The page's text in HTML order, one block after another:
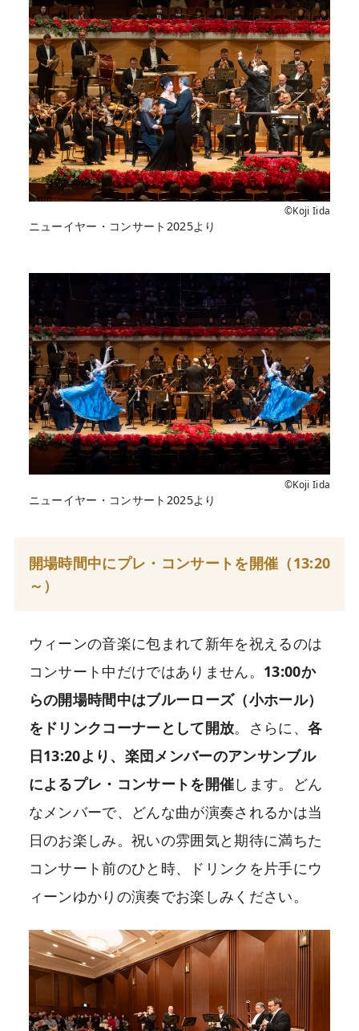
©Koji Iida
ニューイヤー・コンサート2025より
©Koji Iida
ニューイヤー・コンサート2025より
開場時間中にプレ・コンサートを開催（13:20
～）
ウィーンの音楽に包まれて新年を祝えるのは
コンサート中だけではありません。 13:00か
らの開場時間中はブルーローズ（小ホール）
をドリンクコーナーとして開放。さらに、 各
日13:20より、楽団メンバーのアンサンブル
によるプレ・コンサートを開催します。どん
なメンバーで、どんな曲が演奏されるかは当
日のお楽しみ。祝いの雰囲気と期待に満ちた
コンサート前のひと時、ドリンクを片手にウ
ィーンゆかりの演奏でお楽しみください。